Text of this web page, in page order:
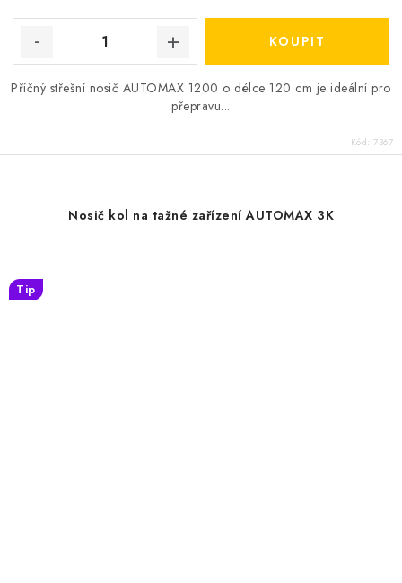
Příčný střešní nosič AUTOMAX 1200 o délce 120 cm je ideální pro
přepravu...
Kód: 7367
Nosič kol na tažné zařízení AUTOMAX 3K
Tip